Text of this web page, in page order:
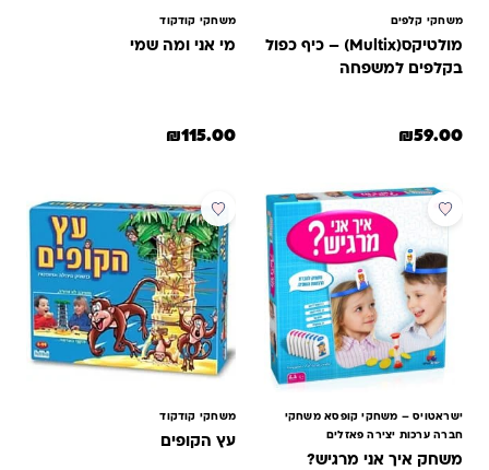
משחקי קלפים
מולטיקס(Multix) – כיף כפול
בקלפים למשפחה
₪59.00
משחקי קודקוד
מי אני ומה שמי
₪115.00
ישראטויס – משחקי קופסא משחקי
חברה ערכות יצירה פאזלים
משחק איך אני מרגיש?
משחקי קודקוד
עץ הקופים